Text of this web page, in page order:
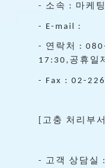
- 소속 : 마케
- E-mail :
- 연락처 :
17:30, 공휴일
- Fax : 02-
고충 처리부서
- 고객 상담실